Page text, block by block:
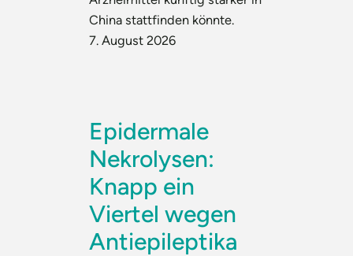
China stattfinden könnte.
7. August 2026
Epidermale
Nekrolysen:
Knapp ein
Viertel wegen
Antiepileptika